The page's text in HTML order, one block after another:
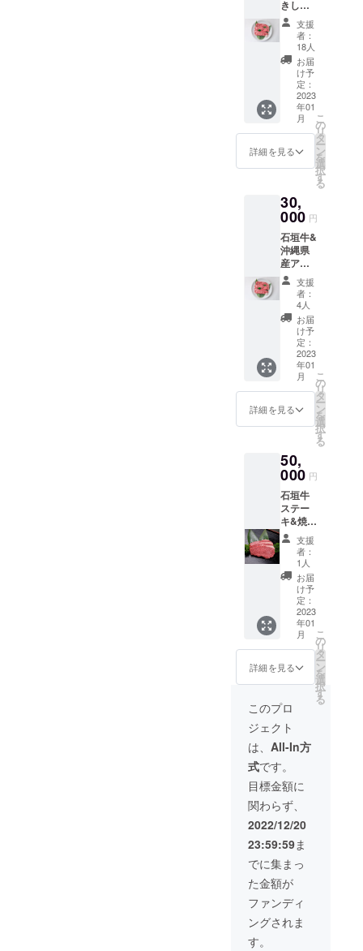
が私たちの
活動にご賛
同いただい
て、南の島
石垣島で育
てた「石垣
牛」と「ア
グー豚」が
皆さまの食
卓にあがる
ておりま
箱)」 ・
名称：
カレー
（石垣
牛カ
レー）
・原材
料名：
牛肉
（国
産）、
ソテー
チキン
エキ
糖、食
用油脂
（牛
脂）、
ター、
カレー
粉、リ
ンゴ
ピュー
レ、
チャツ
ネ、
ビーフ
チャッ
プ、お
ろしに
んに
く、醤
油、パ
イン果
汁、食
塩、お
ろし
しょう
が、酵
母エキ
ス、ク
ミン、
マサ
ラ、コ
ダー、
カルダ
モン、
赤唐辛
ラメル
色素 ・
内容
量：200
ｇ（1人
前） ・
保存方
法：直
射日光
を避け
常温で
保存し
てくだ
きしゃ
ぶしゃ
ぶ 500g
＆ゆい
まーる
牧場か
らお礼
のメー
肉＞ ・
名称：
牛肉
（石垣
産地：
沖縄県
産 ・サ
イズ/重
量：500
ｇ ・保
存方
法：冷
凍-18℃
商
品代
9,000円
送料
1,000円
支援
者：
18人
お届
け予
定：
2023
年01
月
詳細を見る
こ
の
リ
タ
ー
ン
を
選
択
す
る
30,
000 円
石垣牛&
沖縄県
産ア
グー豚
肉 詰め
合わせ
＆ゆい
まーる
牧場か
らお礼
のメー
ル 石垣
牛すき
焼き
しゃぶ
・沖縄
県産ア
グー豚
しゃぶ
しゃぶ
肉500g
＜牛肉
＞ ・名
称：牛
肉（石
垣牛）
・原産
国/産
地：沖
縄県産
・サイ
ズ/重
量：800
存方
凍-18℃
＜
豚肉＞
・名
称：豚
肉（ア
グー
豚） ・
産地：
沖縄県
産 ・サ
イズ/重
量：500
ｇ ・保
存方
支援
者：
4人
お届
け予
定：
2023
年01
月
詳細を見る
こ
の
リ
タ
ー
ン
を
選
択
す
る
50,
000 円
石垣牛
ステー
キ&焼肉
セット
＆ゆい
まーる
牧場か
らお礼
のメー
ル 石垣
牛ス
テーキ
800g・
石垣牛
焼肉
ステー
キ牛肉
＞ ・名
称：牛
肉（石
垣牛）
・原産
国/産
地：沖
縄県産
・サイ
ズ/重
量：800
ｇ ・保
存方
法：冷
凍-18℃
＜
支援
者：
1人
お届
け予
定：
2023
年01
月
詳細を見る
こ
の
リ
タ
ー
ン
を
選
択
す
る
このプロ
ジェクト
は、 All-In方
式です。
目標金額に
関わらず、
2022/12/20
23:59:59ま
でに集まっ
た金額が
ファンディ
ングされま
す。